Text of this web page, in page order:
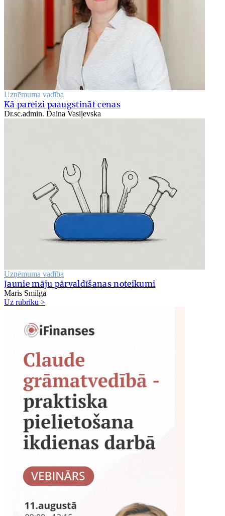
Uzņēmuma vadība
Kā pareizi paaugstināt cenas
Dr.sc.admin. Daina Vasiļevska
Uzņēmuma vadība
Jaunie māju pārvaldīšanas noteikumi
Māris Smilga
Uz rubriku >